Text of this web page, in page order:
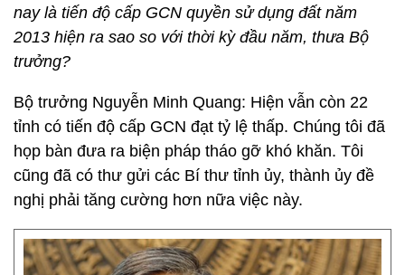
nay là tiến độ cấp GCN quyền sử dụng đất năm
2013 hiện ra sao so với thời kỳ đầu năm, thưa Bộ
trưởng?
Bộ trưởng Nguyễn Minh Quang: Hiện vẫn còn 22
tỉnh có tiến độ cấp GCN đạt tỷ lệ thấp. Chúng tôi đã
họp bàn đưa ra biện pháp tháo gỡ khó khăn. Tôi
cũng đã có thư gửi các Bí thư tỉnh ủy, thành ủy đề
nghị phải tăng cường hơn nữa việc này.